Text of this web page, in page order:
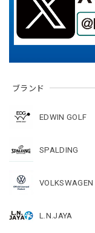
ブランド
EDWIN GOLF
SPALDING
VOLKSWAGEN
L.N.JAYA